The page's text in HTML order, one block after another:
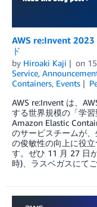
AWS re:Invent 2023
ド
by Hiroaki Kaji on
Service,
Containers, Events
AWS re:Invent は、
する世界規模の「学習
Amazon Elastic
のサービスチームが
の俊敏性の向上に役
す。ぜひ 11 月 27 日
時)、ラスベガスにて